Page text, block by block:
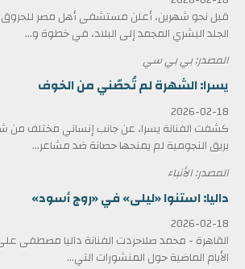
قبل نحو شهرين، أعلن مستشفى أهل مصر
الجلد البشري المجمد إلى البلاد، في خطوة و...
المصدر: بي بي سي
يسرا: الشهرة لم تُحصّني من الخوف
2026-02-18
كشفت الفنانة يسرا، عن جانب إنساني مختلف من
بريق النجومية لم يمنحها حصانة ضد مشاعر...
المصدر: الأنباء
داليا: استنوا «ليلى» في «روج أسود»
2026-02-18
القاهرة - محمد صلاحردت الفنانة داليا مصطفى
الأيام الماضية حول المنشورات التي...